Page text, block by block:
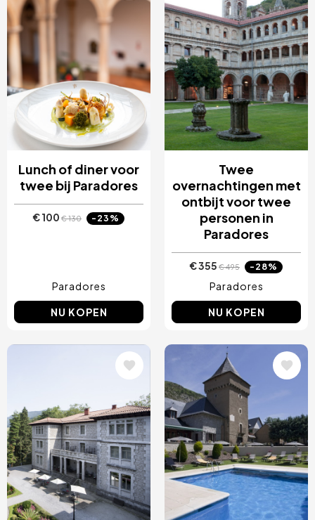
Lunch of diner voor
twee bij Paradores
€ 100 € 130 -23%
Paradores
NU KOPEN
Twee
overnachtingen met
ontbijt voor twee
personen in
Paradores
€ 355 € 495 -28%
Paradores
NU KOPEN
Afbeelding